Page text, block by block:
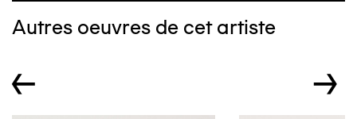
Autres oeuvres de cet artiste
← →